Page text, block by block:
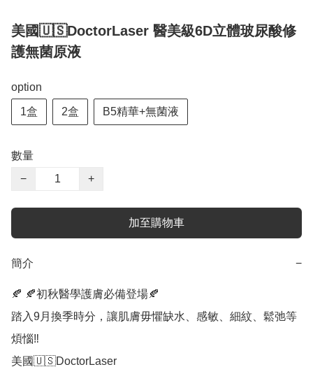
美國🇺🇸DoctorLaser 醫美級6D立體玻尿酸修
護無菌原液
option
1盒 2盒 B5精華+無菌液
數量
−
+
加至購物車
簡介 −
🍂 🍂初秋醫學護膚必備登場🍂
踏入9月換季時分，讓肌膚毋懼缺水、感敏、細紋、鬆弛等
煩惱‼️
美國🇺🇸DoctorLaser